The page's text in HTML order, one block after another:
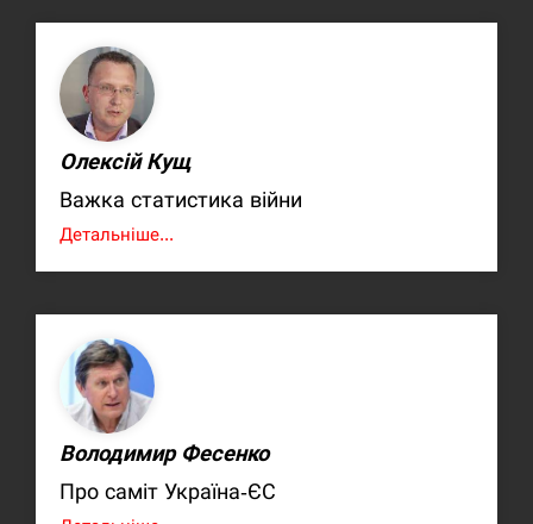
Олексій Кущ
Важка статистика війни
Детальніше...
Володимир Фесенко
Про саміт Україна-ЄС